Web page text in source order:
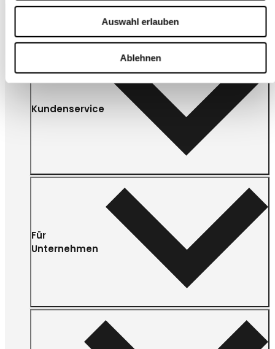
Auswahl erlauben
Ablehnen
Kundenservice
Für
Unternehmen